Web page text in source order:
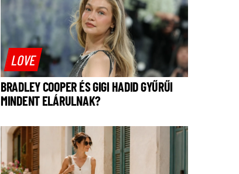
LOVE
BRADLEY COOPER ÉS GIGI HADID GYŰRŰI
MINDENT ELÁRULNAK?